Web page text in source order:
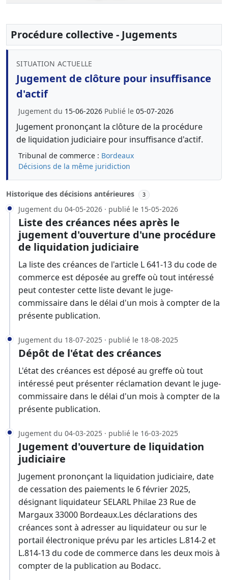
Procédure collective - Jugements
SITUATION ACTUELLE
Jugement de clôture pour insuffisance
d'actif
Jugement du 15-06-2026 Publié le 05-07-2026
Jugement prononçant la clôture de la procédure
de liquidation judiciaire pour insuffisance d'actif.
Tribunal de commerce : Bordeaux
Décisions de la même juridiction
Historique des décisions antérieures 3
Jugement du 04-05-2026 · publié le 15-05-2026
Liste des créances nées après le
jugement d'ouverture d'une procédure
de liquidation judiciaire
La liste des créances de l'article L 641-13 du code de
commerce est déposée au greffe où tout intéressé
peut contester cette liste devant le juge-
commissaire dans le délai d'un mois à compter de la
présente publication.
Jugement du 18-07-2025 · publié le 18-08-2025
Dépôt de l'état des créances
L'état des créances est déposé au greffe où tout
intéressé peut présenter réclamation devant le juge-
commissaire dans le délai d'un mois à compter de la
présente publication.
Jugement du 04-03-2025 · publié le 16-03-2025
Jugement d'ouverture de liquidation
judiciaire
Jugement prononçant la liquidation judiciaire, date
de cessation des paiements le 6 février 2025,
désignant liquidateur SELARL Philae 23 Rue de
Margaux 33000 Bordeaux.Les déclarations des
créances sont à adresser au liquidateur ou sur le
portail électronique prévu par les articles L.814-2 et
L.814-13 du code de commerce dans les deux mois à
compter de la publication au Bodacc.